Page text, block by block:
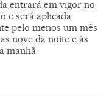
entrará em vigor no
e será aplicada
pelo menos um mês
nove da noite e às
manhã